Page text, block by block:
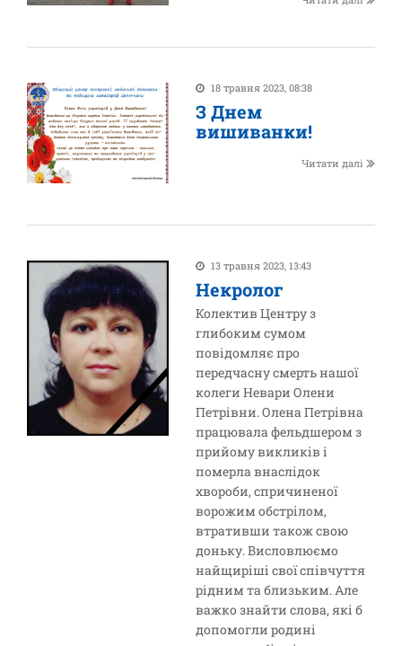
18 травня 2023, 08:38
З Днем
вишиванки!
Читати далі
13 травня 2023, 13:43
Некролог
Колектив Центру з
глибоким сумом
повідомляє про
передчасну смерть нашої
колеги Невари Олени
Петрівни. Олена Петрівна
працювала фельдшером з
прийому викликів і
померла внаслідок
хвороби, спричиненої
ворожим обстрілом,
втративши також свою
доньку. Висловлюємо
найщиріші свої співчуття
рідним та близьким. Але
важко знайти слова, які б
допомогли родині